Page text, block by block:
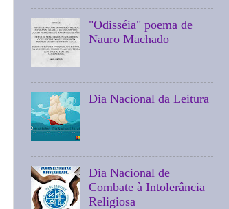
"Odisséia" poema de
Nauro Machado
Dia Nacional da Leitura
Dia Nacional de
Combate à Intolerância
Religiosa